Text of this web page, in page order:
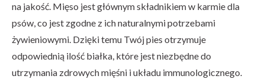
na jakość. Mięso jest głównym składnikiem w karmie dla
psów, co jest zgodne z ich naturalnymi potrzebami
żywieniowymi. Dzięki temu Twój pies otrzymuje
odpowiednią ilość białka, które jest niezbędne do
utrzymania zdrowych mięśni i układu immunologicznego.